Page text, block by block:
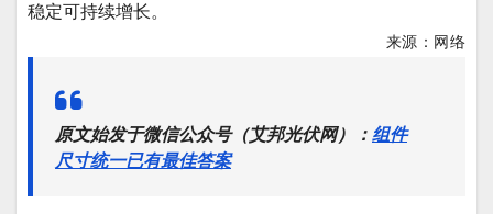
稳定可持续增长。
来源：网络
原文始发于微信公众号（艾邦光伏网）： 组件
尺寸统一已有最佳答案